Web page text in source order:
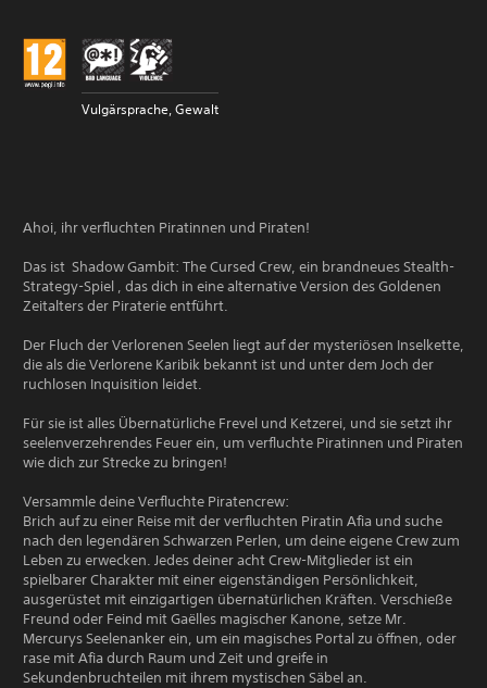
Vulgärsprache, Gewalt
Ahoi, ihr verfluchten Piratinnen und Piraten!
Das ist Shadow Gambit: The Cursed Crew, ein brandneues Stealth-
Strategy-Spiel , das dich in eine alternative Version des Goldenen
Zeitalters der Piraterie entführt.
Der Fluch der Verlorenen Seelen liegt auf der mysteriösen Inselkette,
die als die Verlorene Karibik bekannt ist und unter dem Joch der
ruchlosen Inquisition leidet.
Für sie ist alles Übernatürliche Frevel und Ketzerei, und sie setzt ihr
seelenverzehrendes Feuer ein, um verfluchte Piratinnen und Piraten
wie dich zur Strecke zu bringen!
Versammle deine Verfluchte Piratencrew:
Brich auf zu einer Reise mit der verfluchten Piratin Afia und suche
nach den legendären Schwarzen Perlen, um deine eigene Crew zum
Leben zu erwecken. Jedes deiner acht Crew-Mitglieder ist ein
spielbarer Charakter mit einer eigenständigen Persönlichkeit,
ausgerüstet mit einzigartigen übernatürlichen Kräften. Verschieße
Freund oder Feind mit Gaëlles magischer Kanone, setze Mr.
Mercurys Seelenanker ein, um ein magisches Portal zu öffnen, oder
rase mit Afia durch Raum und Zeit und greife in
Sekundenbruchteilen mit ihrem mystischen Säbel an.